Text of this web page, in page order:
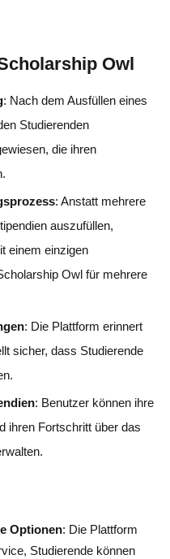
Owl
: Nach dem Ausfüllen eines
Studierenden
die ihren
: Anstatt mehrere
auszufüllen,
einem einzigen
Owl für mehrere
: Die Plattform erinnert
sicher, dass Studierende
: Benutzer können ihre
ihren Fortschritt über das
Optionen: Die Plattform
Studierende können